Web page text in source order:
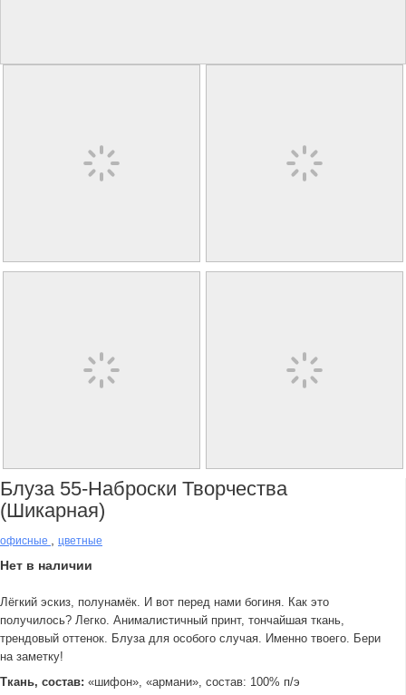
Блуза 55-Наброски Творчества
(шикарная)
офисные цветные
Нет в наличии
Лёгкий эскиз, полунамёк. И вот перед нами богиня. Как это
получилось? Легко. Анималистичный принт, тончайшая ткань,
трендовый оттенок. Блуза для особого случая. Именно твоего. Бери
на заметку!
Ткань, состав: «шифон», «армани», состав: 100% п/э